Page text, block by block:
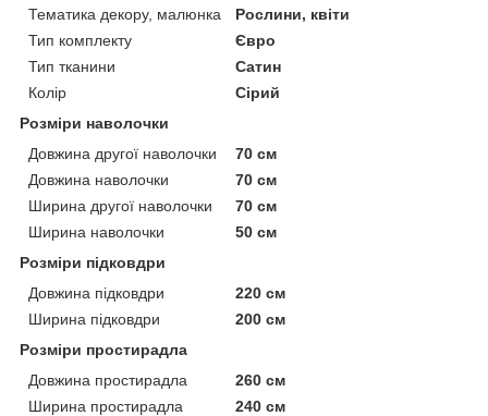
Тематика декору, малюнка
Рослини, квіти
Тип комплекту
Євро
Тип тканини
Сатин
Колір
Сірий
Розміри наволочки
Довжина другої наволочки
70 см
Довжина наволочки
70 см
Ширина другої наволочки
70 см
Ширина наволочки
50 см
Розміри підковдри
Довжина підковдри
220 см
Ширина підковдри
200 см
Розміри простирадла
Довжина простирадла
260 см
Ширина простирадла
240 см